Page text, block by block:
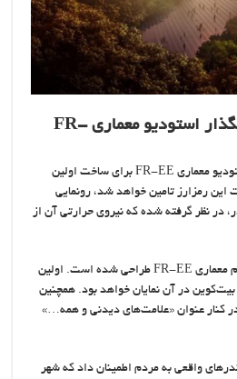
شهر بیت‌کوین را فرناندو رومرو، معمار مکزیکی و بنیانگذار استودیو معماری FR-
، نایب بوکله، رئیس جمهوری السالوادور از طرح‌های استودیو معماری FR-EE برای ساخت اولین
رمزارز تامین خواهد شد، رونمایی
در نظر گرفته شده که نیروی حرارتی آن از
این شهر دایره‌ای شکل توسط معمار مکزیکی فرناندو رومرو، بنیانگذار استودیوم معماری FR-EE طراحی شده است. اولین
در آن نمایان خواهد بود. همچنین
کنار عنوان «علامت‌های دیدنی و همه…»
واقعی به مردم اطمینان داد که شهر